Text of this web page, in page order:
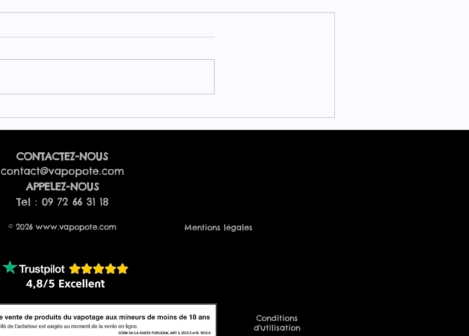
CONTACTEZ-NOUS
contact@vapopote.com
​APPELEZ-NOUS
Tel : 09 72 66 31 18
© 2026 www.vapopote.com Mentions légales
Conditions
d'utilisation